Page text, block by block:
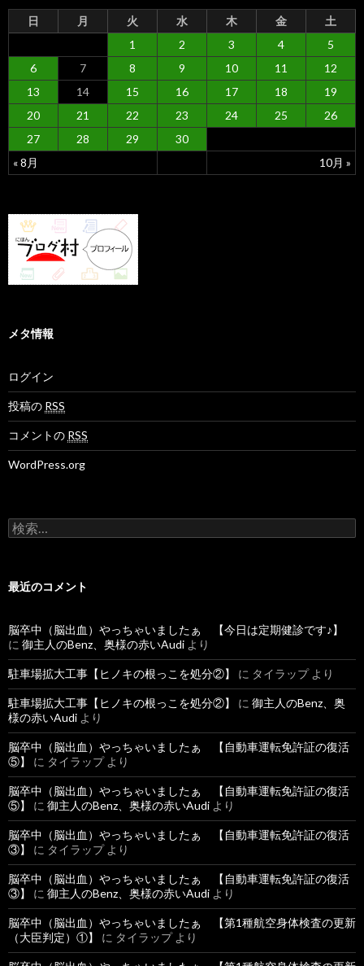
日 月 火 水 木 金 土
« 8月 10月 »
1 2 3 4
5
6
7 8 9 10 11
12
13
14 15 16 17 18
19
20
21 22 23 24 25
26
27
28 29 30
メタ情報
ログイン
投稿の RSS
コメントの RSS
WordPress.org
検
索
最近のコメント
脳卒中（脳出血）やっちゃいましたぁ 【今日は定期健診です♪】
に 御主人のBenz、奥様の赤いAudi より
駐車場拡大工事【ヒノキの根っこを処分②】 に タイラップより
駐車場拡大工事【ヒノキの根っこを処分②】 に 御主人のBenz、奥
様の赤いAudi より
脳卒中（脳出血）やっちゃいましたぁ 【自動車運転免許証の復活
⑤】
に タイラップより
脳卒中（脳出血）やっちゃいましたぁ 【自動車運転免許証の復活
⑤】
に 御主人のBenz、奥様の赤いAudi より
脳卒中（脳出血）やっちゃいましたぁ 【自動車運転免許証の復活
③】
に タイラップより
脳卒中（脳出血）やっちゃいましたぁ 【自動車運転免許証の復活
③】
に 御主人のBenz、奥様の赤いAudi より
脳卒中（脳出血）やっちゃいましたぁ 【第1種航空身体検査の更新
（大臣判定）①】
に タイラップより